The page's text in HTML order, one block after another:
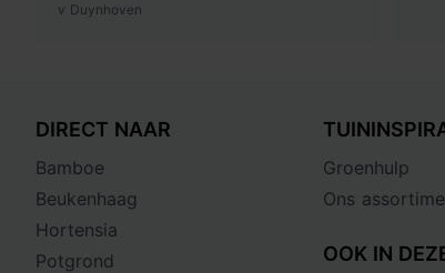
v Duynhoven
DIRECT NAAR
Bamboe
Beukenhaag
Hortensia
Potgrond
Groenhulp
Ons
OOK IN